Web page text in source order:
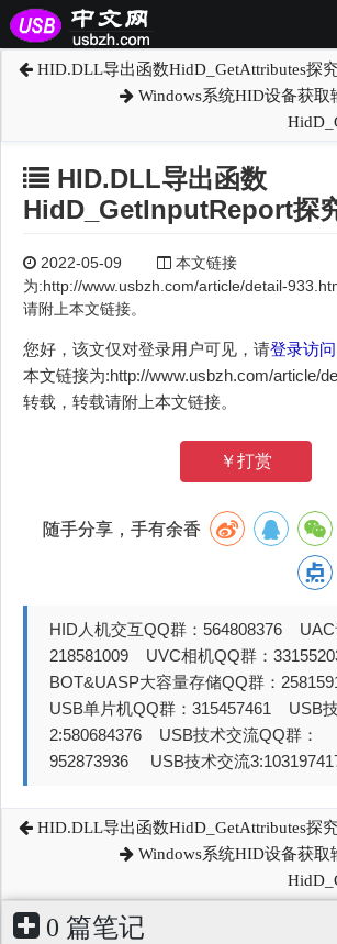
HID.DLL导出函数HidD_GetAttributes探
Windows系统HID设备获取
HID.DLL导出函数
HidD_GetInputReport探
2022-05-09
本文链接
为:http://www.usbzh.com/article/detail-
请附上本文链接。
您好，该文仅对登录用户可见，请登录访问
本文链接为:http://www.usbzh.com/article/
转载，转载请附上本文链接。
￥打赏
随手分享，手有余香
HID人机交互QQ群：564808376 UAC
218581009 UVC相机QQ群：
BOT&UASP大容量存储QQ群：
USB单片机QQ群：315457461 USB
2:580684376 USB技术交流QQ群：
952873936 USB技术交流
HID.DLL导出函数HidD_GetAttributes探
Windows系统HID设备获取
0 篇笔记